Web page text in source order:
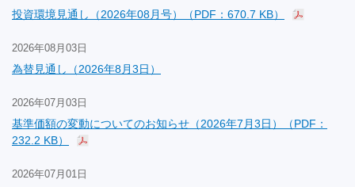
投資環境見通し（2026年08月号）（PDF：670.7 KB）
2026年08月03日
為替見通し（2026年8月3日）
2026年07月03日
基準価額の変動についてのお知らせ（2026年7月3日）（PDF：
232.2 KB）
2026年07月01日